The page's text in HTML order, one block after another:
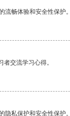
流畅体验和安全性保护。
交流学习心得。
隐私保护和安全性保护。